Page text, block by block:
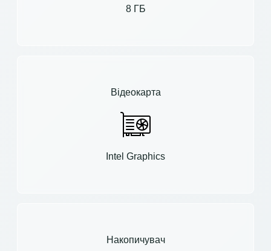
8 ГБ
Відеокарта
Intel Graphics
Накопичувач